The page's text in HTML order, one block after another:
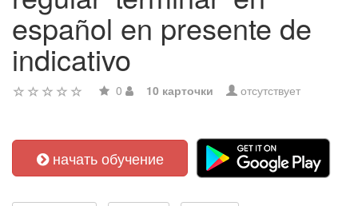
español en presente de
indicativo
0 10 карточки отсутствует
начать обучение